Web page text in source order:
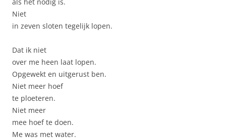
Niet
in zeven sloten tegelijk lopen.
Dat ik niet
over me heen laat lopen.
Opgewekt en uitgerust ben.
Niet meer hoef
te ploeteren.
Niet meer
mee hoef te doen.
Me was met water.